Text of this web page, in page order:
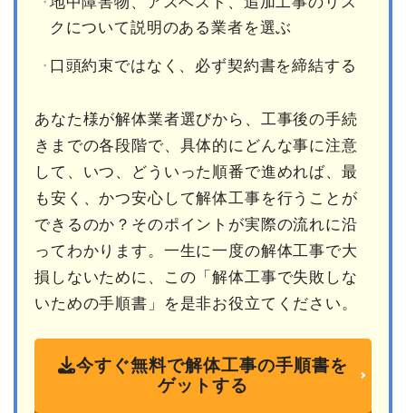
クについて説明のある業者を選ぶ
口頭約束ではなく、必ず契約書を締結する
あなた様が解体業者選びから、工事後の手続
きまでの各段階で、具体的にどんな事に注意
して、いつ、どういった順番で進めれば、最
も安く、かつ安心して解体工事を行うことが
できるのか？そのポイントが実際の流れに沿
ってわかります。一生に一度の解体工事で大
損しないために、この「解体工事で失敗しな
いための手順書」を是非お役立てください。
今すぐ無料で解体工事の手順書を
ゲットする